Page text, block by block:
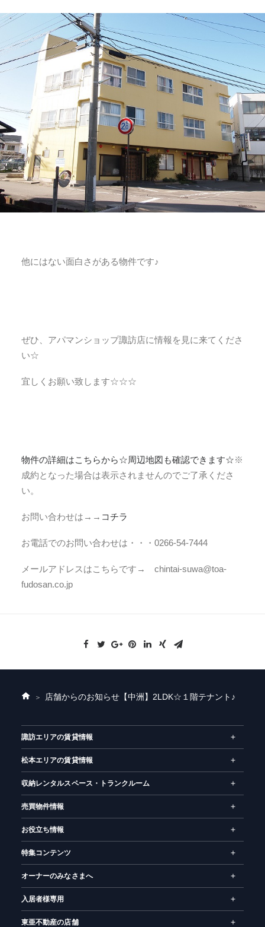
他にはない面白さがある物件です♪
ぜひ、アパマンショップ諏訪店に情報を見に来てくださ
い☆
宜しくお願い致します☆☆☆
物件の詳細はこちらから☆周辺地図も確認できます☆※
成約となった場合は表示されませんのでご了承くださ
い。
お問い合わせは→→ コチラ
お電話でのお問い合わせは・・・0266-54-7444
メールアドレスはこちらです→ chintai-suwa@toa-
fudosan.co.jp
ホ
店舗からのお知らせ 【中洲】2LDK☆１階テナント♪
諏訪エリアの賃貸情報
松本エリアの賃貸情報
収納レンタルスペース・トランクルーム
売買物件情報
お役立ち情報
特集コンテンツ
オーナーのみなさまへ
入居者様専用
東亜不動産の店舗